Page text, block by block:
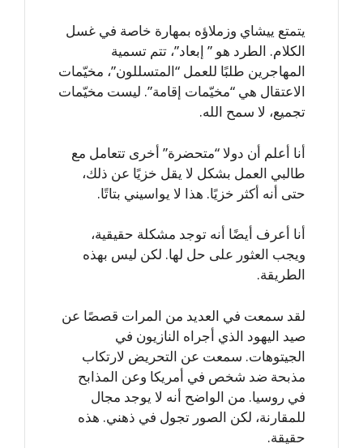
يتمتع ييشاي وزملاؤه بمهارة خاصة في غسل
الكلام. الطرد هو ” إبعاد”، تتم تسمية
المهاجرين طلبًا للعمل “المتسللون”، مخيّمات
الاعتقال هي “مخيّمات إقامة”. ليست مخيّمات
تجميع، لا سمح الله.
أنا أعلم أن دولا “متحضرة” أخرى تتعامل مع
طالبي العمل بشكل لا يقل خزيًا عن ذلك،
حتى أنه أكثر خزيًا. هذا لا يواسيني بتاتًا.
أنا أعرف أيضًا أنه توجد مشكلة حقيقية،
ويجب العثور على حل لها. لكن ليس بهذه
الطريقة.
لقد سمعت في العديد من المرات قصصًا عن
صيد اليهود الذي أجراه النازيون في
الجيتوهات. سمعت عن التحريض لارتكاب
مذبحة ضد شخص في أمريكا وعن المذابح
في روسيا. من الواضح أنه لا يوجد مجال
للمقارنة، لكن الصور تجول في ذهني. هذه
حقيقة.